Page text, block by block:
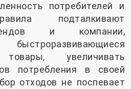
потребителей и
подталкивают
и компании,
товары, увеличивать
потребления в своей
отходов не поспевает